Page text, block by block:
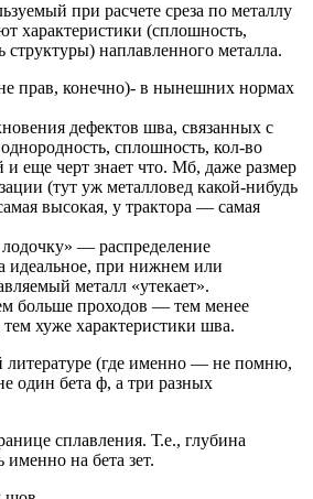
при расчете среза по металлу
характеристики (сплошность,
структуры) наплавленного металла.
прав, конечно)- в нынешних нормах
дефектов шва, связанных с
сплошность, кол-во
еще черт знает что. Мб, даже размер
(тут уж металловед какой-нибудь
высокая, у трактора — самая
— распределение
идеальное, при нижнем или
металл «утекает».
больше проходов — тем менее
хуже характеристики шва.
(где именно — не помню,
один бета ф, а три разных
сплавления. Т.е., глубина
на бета зет.